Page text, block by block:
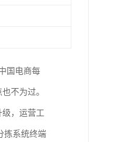
国电商每
不为过。
，运营工
拣系统终端